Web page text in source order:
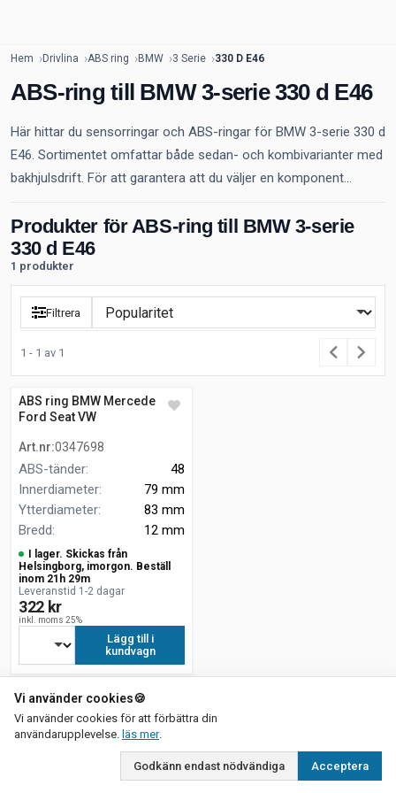
Hem Drivlina ABS ring BMW 3 Serie 330 D E46
ABS-ring till BMW 3-serie 330 d E46
Här hittar du sensorringar och ABS-ringar för BMW 3-serie 330 d
E46. Sortimentet omfattar både sedan- och kombivarianter med
bakhjulsdrift. För att garantera att du väljer en komponent...
Produkter för ABS-ring till BMW 3-serie
330 d E46
1 produkter
Filtrera
1 - 1 av 1
ABS ring BMW Mercedes
Ford Seat VW
Art.nr:0347698
ABS-tänder:
48
Innerdiameter:
79 mm
Ytterdiameter:
83 mm
Bredd: 12 mm
I lager. Skickas från
Helsingborg, imorgon. Beställ
inom 21h 29m
Leveranstid 1-2 dagar
322 kr
inkl. moms 25%
Lägg till i
kundvagn
Vi använder cookies🍪
Vi använder cookies för att förbättra din
användarupplevelse. läs merom vår integritetspolicy
.
Godkänn endast nödvändiga Acceptera